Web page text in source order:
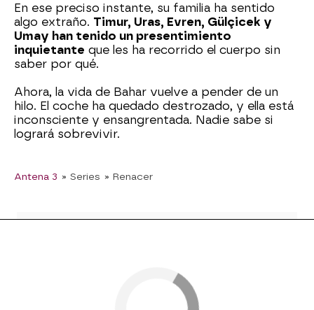
En ese preciso instante, su familia ha sentido
algo extraño. Timur, Uras, Evren, Gülçicek y
Umay han tenido un presentimiento
inquietante que les ha recorrido el cuerpo sin
saber por qué.
Ahora, la vida de Bahar vuelve a pender de un
hilo. El coche ha quedado destrozado, y ella está
inconsciente y ensangrentada. Nadie sabe si
logrará sobrevivir.
Antena 3 » Series » Renacer